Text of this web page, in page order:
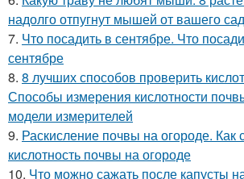
надолго отпугнут мышей от вашего
7. Что посадить в сентябре. Что
сентябре
8. 8 лучших способов проверить
Способы измерения кислотности
модели измерителей
9. Раскисление почвы на огороде. Как
кислотность почвы на огороде
10. Что можно сажать после капусты